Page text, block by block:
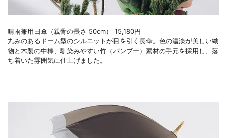
晴雨兼用日傘（親骨の長さ 50cm） 15,180円
丸みのあるドーム型のシルエットが目を引く長傘。色の濃淡が美しい織
物と木製の中棒、馴染みやすい竹（バンブー）素材の手元を採用し、落
ち着いた雰囲気に仕上げました。